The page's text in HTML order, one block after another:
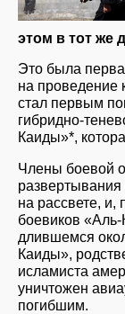
этом в тот же
Это была
на проведение
стал первым
гибридно-
Каиды»*,
Члены боевой
на рассвете,
боевиков
длившемся
Каиды»,
исламиста
уничтожен
погибшим.